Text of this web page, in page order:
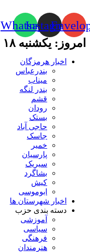
Instagram
Whatsapp
امروز: یکشنبه ۱۸ مرداد ۱۴۰۵
اخبار هرمزگان
بندرعباس
میناب
بندر لنگه
قشم
رودان
بستک
حاجی آباد
جاسک
خمیر
پارسیان
سیریک
بشاگرد
کیش
ابوموسی
اخبار شهرستان ها
دسته بندی حزب
آموزشی
سیاسی
فرهنگی
هنرمندان